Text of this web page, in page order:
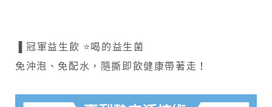
▐ 冠軍益生飲 ⭐喝的益生菌​
免沖泡、免配水，隨撕即飲健康帶著走！